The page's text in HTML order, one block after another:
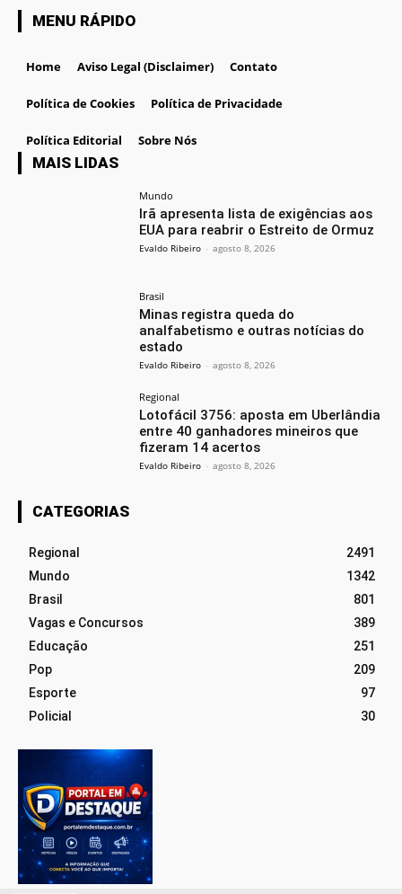
MENU RÁPIDO
Home Aviso Legal (Disclaimer) Contato
Política de Cookies Política de Privacidade
Política Editorial Sobre Nós
MAIS LIDAS
Mundo
Irã apresenta lista de exigências aos
EUA para reabrir o Estreito de Ormuz
Evaldo Ribeiro - agosto 8, 2026
Brasil
Minas registra queda do
analfabetismo e outras notícias do
estado
Evaldo Ribeiro - agosto 8, 2026
Regional
Lotofácil 3756: aposta em Uberlândia
entre 40 ganhadores mineiros que
fizeram 14 acertos
Evaldo Ribeiro - agosto 8, 2026
CATEGORIAS
Regional
2491
Mundo
1342
Brasil
801
Vagas e Concursos
389
Educação
251
Pop
209
Esporte
97
Policial
30